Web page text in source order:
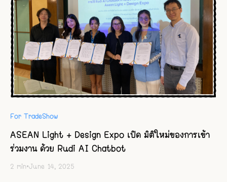
For TradeShow
ASEAN Light + Design Expo เปิด มิติใหม่ของการเข้า
ร่วมงาน ด้วย Rudi AI Chatbot
2 min•June 14, 2025